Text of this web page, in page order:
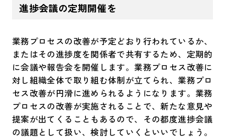
進捗会議の定期開催を
業務プロセスの改善が予定どおり行われているか、
またはその進捗度を関係者で共有するため、定期的
に会議や報告会を開催します。業務プロセス改善に
対し組織全体で取り組む体制が立てられ、業務プロ
セス改善が円滑に進められるようになります。業務
プロセスの改善が実施されることで、新たな意見や
提案が出てくることもあるので、その都度進捗会議
の議題として扱い、検討していくといいでしょう。